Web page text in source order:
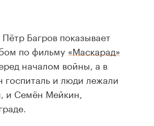
Багров показывает
по фильму «Маскарад»
началом войны, а в
госпиталь и люди лежали
и Семён Мейкин,